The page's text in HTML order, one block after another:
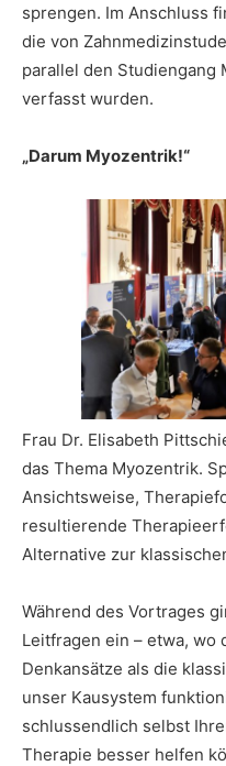
sprengen. Im Anschluss
die von
parallel den Studiengang
verfasst wurden.
„Darum Myozentrik!“
Frau Dr. Elisabeth
das Thema Myozentrik.
Ansichtsweise,
resultierende
Alternative zur
Während des Vortrages
Leitfragen ein – etwa, wo
Denkansätze als die
unser Kausystem
schlussendlich selbst
Therapie besser helfen